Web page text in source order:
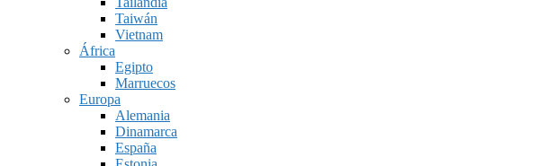
Taiwán
Vietnam
África
Egipto
Marruecos
Europa
Alemania
Dinamarca
España